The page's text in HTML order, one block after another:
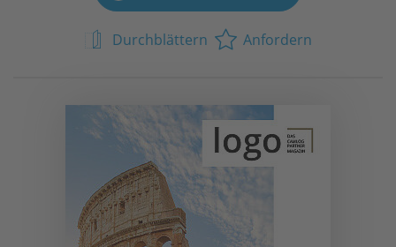
Durchblättern Anfordern